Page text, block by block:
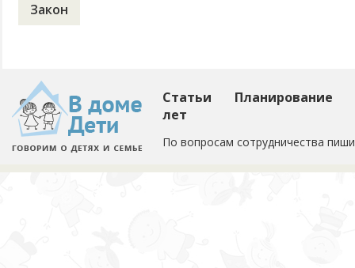
Закон
Статьи
Планирование
лет
По вопросам сотрудничества